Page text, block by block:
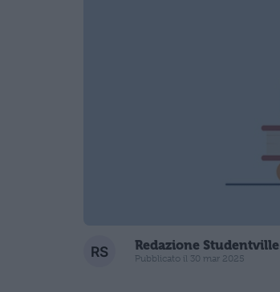
Redazione Studentville
Pubblicato il 30 mar 2025